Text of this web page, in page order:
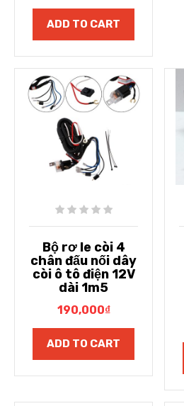
ADD TO CART
Bộ rơ le còi 4
chân đấu nối dây
còi ô tô điện 12V
dài 1m5
190,000₫
ADD TO CART